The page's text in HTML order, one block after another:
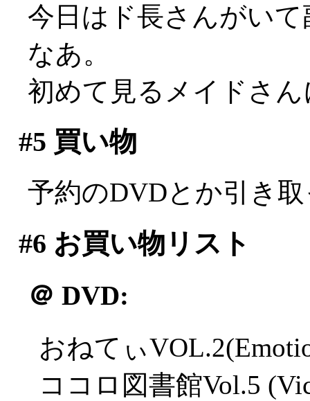
今日はド長さんがい
なあ。
初めて見るメイドさ
#5 買い物
予約のDVDとか引き
#6 お買い物リスト
＠ DVD:
おねてぃ
ココロ図書館Vol.5